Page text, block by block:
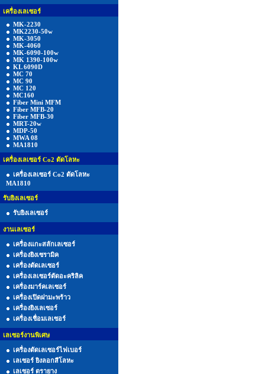
เครื่องเลเซอร์
MK-2230
MK2230-50w
MK-3050
MK-4060
MK-6090-100w
MK 1390-100w
KL 6090D
MC 70
MC 90
MC 120
MC160
Fiber Mini MFM
Fiber MFB-20
Fiber MFB-30
MRT-20w
MDP-50
MWA 08
MA1810
เครื่องเลเซอร์ Co2 ตัดโลหะ
เครื่องเลเซอร์ Co2 ตัดโลหะ
MA1810
รับยิงเลเซอร์
รับยิงเลเซอร์
งานเลเซอร์
เครื่องแกะสลักเลเซอร์
เครื่องยิงเซรามิค
เครื่องตัดเลเซอร์
เครื่องเลเซอร์ตัดอะคริลิค
เครื่องมาร์คเลเซอร์
เครื่องเปิดฝามะพร้าว
เครื่องยิงเลเซอร์
เครื่องเชื่อมเลเซอร์
เลเซอร์งานพิเศษ
เครื่องตัดเลเซอร์ไฟเบอร์
เลเซอร์ ยิงลอกสีโลหะ
เลเซอร์ ตรายาง